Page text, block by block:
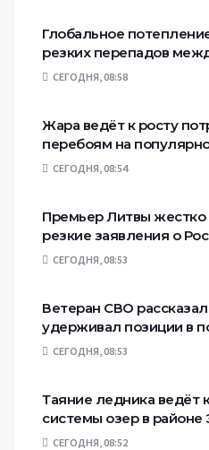
Глобальное
резких перепадов
СЕГОДНЯ, 08:58
Жара ведёт к росту
перебоям на
СЕГОДНЯ, 08:54
Премьер Литвы жестко
резкие заявления о
СЕГОДНЯ, 08:53
Ветеран СВО
удерживал позиции в
СЕГОДНЯ, 08:53
Таяние ледника ведёт
системы озер в районе
СЕГОДНЯ, 08:52